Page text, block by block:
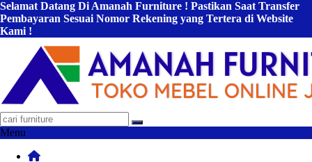
Selamat Datang Di Amanah Furniture ! Pastikan Saat Transfer
Pembayaran Sesuai Nomor Rekening yang Tertera di Website
Kami !
Menu